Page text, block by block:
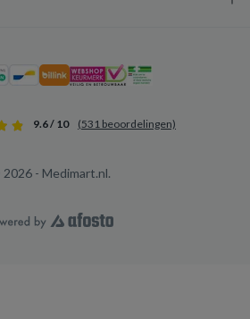
9.6 / 10 (531 beoordelingen)
- Medimart.nl.